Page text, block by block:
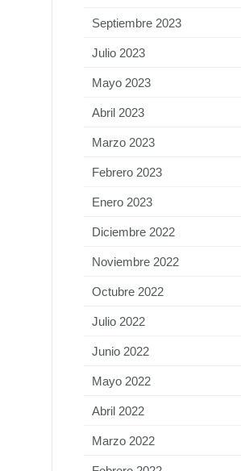
Septiembre 2023
Julio 2023
Mayo 2023
Abril 2023
Marzo 2023
Febrero 2023
Enero 2023
Diciembre 2022
Noviembre 2022
Octubre 2022
Julio 2022
Junio 2022
Mayo 2022
Abril 2022
Marzo 2022